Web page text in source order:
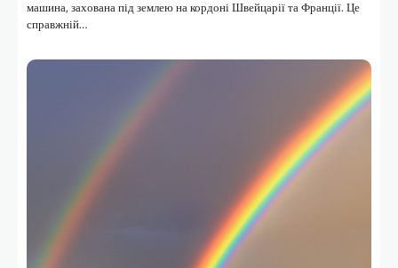
машина, захована під землею на кордоні Швейцарії та Франції. Це
справжній…